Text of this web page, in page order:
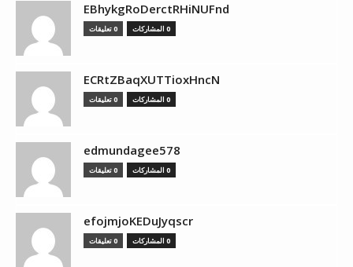
EBhykgRoDerctRHiNUFnd
0 المشاركات 0 تعليقات
ECRtZBaqXUTTioxHncN
0 المشاركات 0 تعليقات
edmundagee578
0 المشاركات 0 تعليقات
efojmjoKEDuJyqscr
0 المشاركات 0 تعليقات